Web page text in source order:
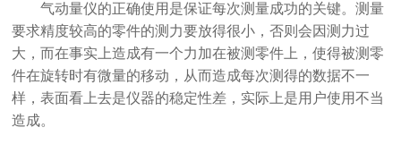
气动量仪的正确使用是保证每次测量成功的关键。测量
要求精度较高的零件的测力要放得很小，否则会因测力过
大，而在事实上造成有一个力加在被测零件上，使得被测零
件在旋转时有微量的移动，从而造成每次测得的数据不一
样，表面看上去是仪器的稳定性差，实际上是用户使用不当
造成。